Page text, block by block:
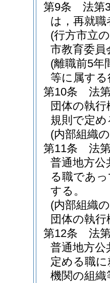
第9条
法第
は，再就
(行方市立
市教育委員
(離職前5年
等に属す
第10条
法
団体の執
規則で定
(内部組織
第11条
法
普通地方
る職であ
する。
(内部組織
団体の執
第12条
法
普通地方公
定める職
機関の組